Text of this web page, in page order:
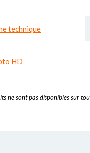
technique
HD
ne sont pas disponibles sur